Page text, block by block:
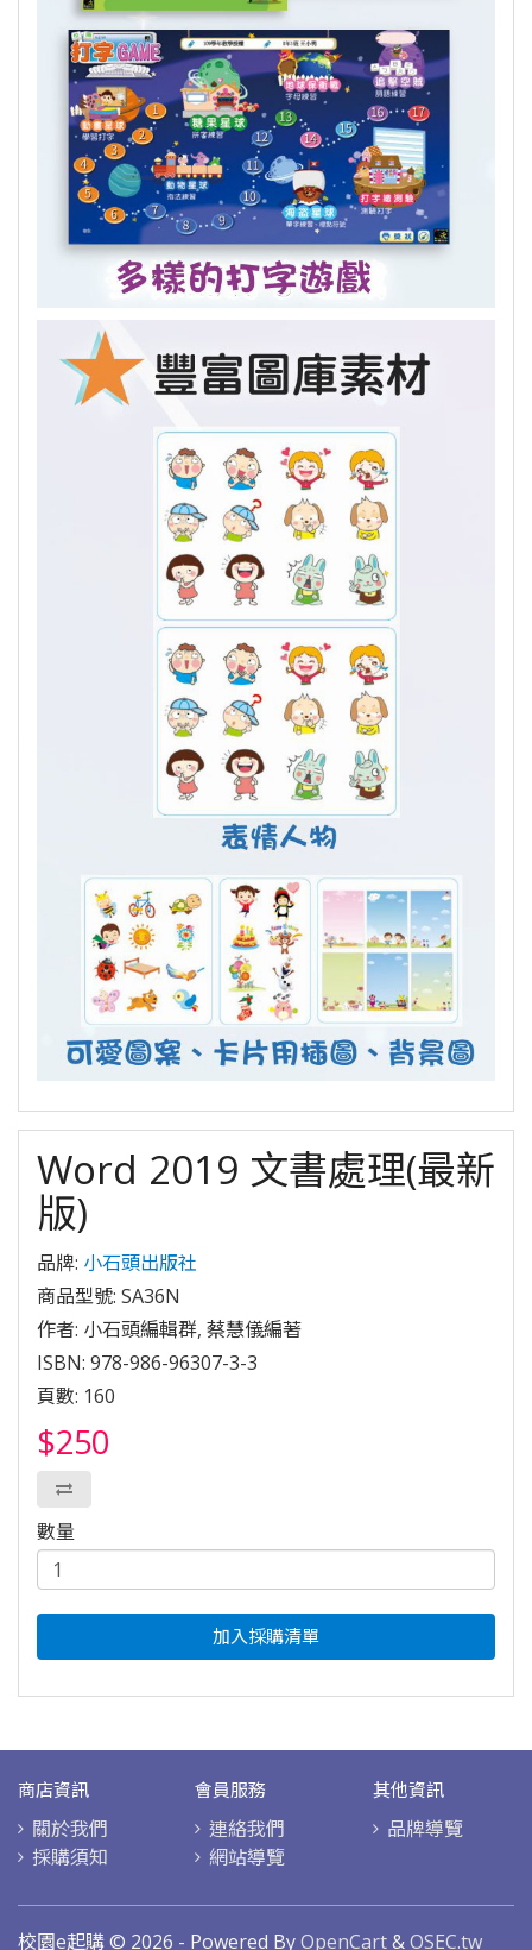
Word 2019 文書處理(最新
版)
品牌: 小石頭出版社
商品型號: SA36N
作者: 小石頭編輯群, 蔡慧儀編著
ISBN: 978-986-96307-3-3
頁數: 160
$250
數量
加入採購清單
商店資訊
關於我們
採購須知
會員服務
連絡我們
網站導覽
其他資訊
品牌導覽
校園e起購 © 2026 - Powered ByOpenCart&OSEC.tw